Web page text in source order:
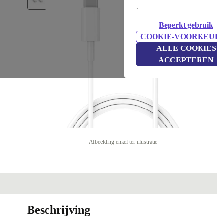
.
Beperkt gebruik
COOKIE-
ALLE COOKIES
ACCEPTEREN
Afbeelding enkel ter illustratie
Beschrijving